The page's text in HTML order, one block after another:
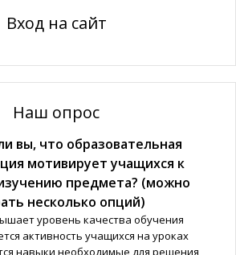
Вход на сайт
Наш опрос
вы, что образовательная
мотивирует учащихся к
предмета? (можно
несколько опций)
уровень качества обучения
активность учащихся на уроках
навыки необходимые для решения